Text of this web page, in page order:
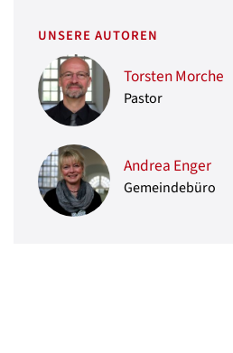
UNSERE AUTOREN
Torsten Morche
Pastor
Andrea Enger
Gemeindebüro